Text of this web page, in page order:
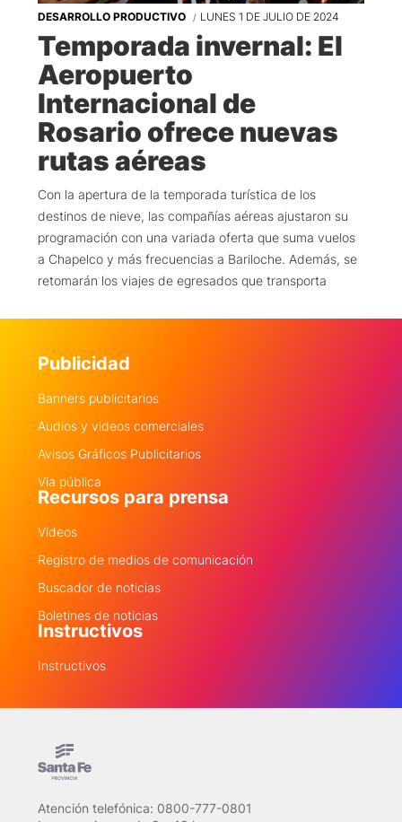
DESARROLLO PRODUCTIVO LUNES 1 DE JULIO DE 2024
Temporada invernal: El
Aeropuerto
Internacional de
Rosario ofrece nuevas
rutas aéreas
Con la apertura de la temporada turística de los
destinos de nieve, las compañías aéreas ajustaron su
programación con una variada oferta que suma vuelos
a Chapelco y más frecuencias a Bariloche. Además, se
retomarán los viajes de egresados que transporta
Publicidad
Banners publicitarios
Audios y videos comerciales
Avisos Gráficos Publicitarios
Via pública
Recursos para prensa
Videos
Registro de medios de comunicación
Buscador de noticias
Boletines de noticias
Instructivos
Instructivos
Atención telefónica: 0800-777-0801